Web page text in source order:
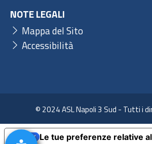
NOTE LEGALI
Mappa del Sito
Accessibilità
© 2024 ASL Napoli 3 Sud - Tutti i
Le tue preferenze relative